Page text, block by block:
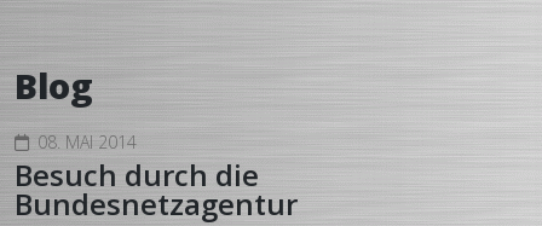
Blog
08. MAI 2014
Besuch durch die
Bundesnetzagentur